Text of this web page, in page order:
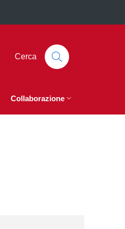
Cerca
Collaborazione